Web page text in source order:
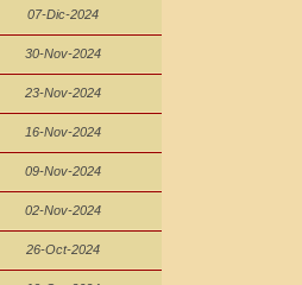
07-Dic-2024
30-Nov-2024
23-Nov-2024
16-Nov-2024
09-Nov-2024
02-Nov-2024
26-Oct-2024